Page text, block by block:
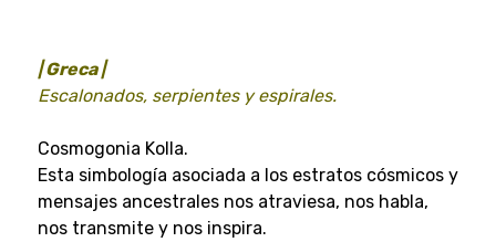
| Greca |
Escalonados, serpientes y espirales.
Cosmogonia Kolla.
Esta simbología asociada a los estratos cósmicos y
mensajes ancestrales nos atraviesa, nos habla,
nos transmite y nos inspira.